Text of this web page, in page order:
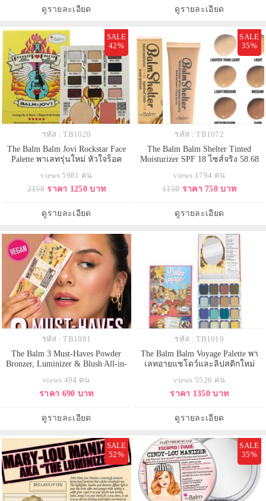
บกพร่องของรูปทรงบนใบหน้าอย่างดี
เยี่ยม ทำให้การแต่งหน้
ดูรายละเอียด
ไม่ต้องศัลยกรรมสีน้ำตาลวิ้งนิดๆ
เพื่อให้ผิวดูสุขภาพดีย
ดูรายละเอียด
SALE
42%
รหัส : TB1020
The Balm Balm Jovi Rockstar Face
Palette พาเลทรุ่นใหม่ หัวใจร็อค
ไฮไลท์ บรัชออนสีพีช หวานนิด ๆ
เปรี้ยวหน่อย ๆ ความมหัศจรรย์
ชิค Milly และ Vanilla ปรับลุคให้สวย
views 5981 คน
2150 ราคา 1250 บาท
ดูรายละเอียด
SALE
35%
รหัส : TB1072
The Balm Balm Shelter Tinted
Moisturizer SPF 18 ไซส์จริง 58.68
รองพื้น เนื้อบางเบา สำหรับคนที่ไม่
ชอบรองพื้นหนาๆ แต่ต้องการความ
หน้าดูเป็นธรรมชาติ กระจ่างใส ซึ่ง
ตัวนี้จะมีมอยเจอร์ไ
views 1794 คน
1150 ราคา 750 บาท
ดูรายละเอียด
รหัส : TB1081
The Balm 3 Must-Haves Powder
Bronzer, Luminizer & Blush All-in-
หน้า 3 สี Must-Haves Trio ที่รวม
ผลิตภัณฑ์ความงามที่จำเป็นไว้ในพา
เซอร์/เฉดดิ้ง และบรัชที่สามารถใช้
เป็นสีอายเชโดได้ด้วย มาครบจัด
views 494 คน
ราคา 690 บาท
ดูรายละเอียด
รหัส : TB1019
The Balm Balm Voyage Palette พา
เลทอายแชโดว์และลิปสติกใหม่
สี และลิปสติก 3 เฉดสี อายแชโดว์
เป็นสีของความอบอุ่นเอิร์ธโทน พาส
มาเขียนเป็นอายไลน์เนอร์สร้าง
ความโฉบเฉี่ยวให้ดวงตาได้ ส่วนลิป
views 5526 คน
ราคา 1350 บาท
ดูรายละเอียด
SALE
52%
SALE
35%